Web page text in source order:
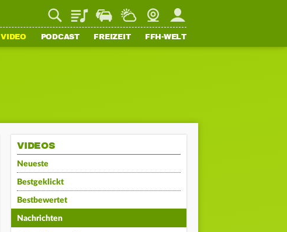
PlaylistStaupilotWetterWebcamMein FFH
VIDEO PODCAST FREIZEIT FFH-WELT
VIDEOS
Neueste
Bestgeklickt
Bestbewertet
Nachrichten